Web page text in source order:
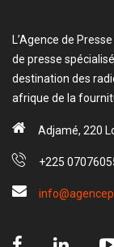
L’Agence de
de presse
destination des
afrique de la
Adjamé, 220
+225